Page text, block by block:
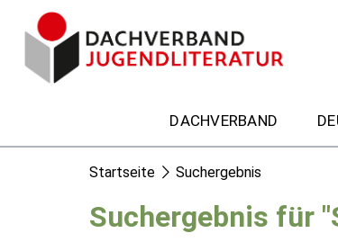
DACHVERBAND
Startseite Suchergebnis
Suchergebnis für